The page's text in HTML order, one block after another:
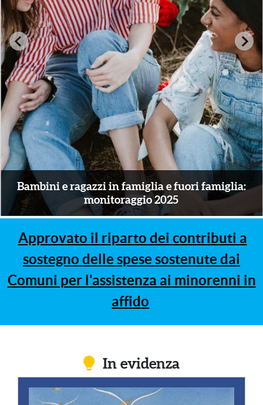
Percorsi dell'accoglienza
Approvato il riparto dei contributi a
sostegno delle spese sostenute dai
Comuni per l'assistenza ai minorenni in
affido
In evidenza